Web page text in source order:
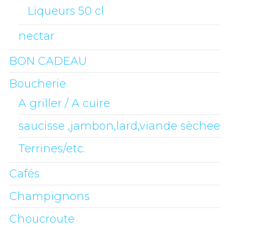
Liqueurs 50 cl
nectar
BON CADEAU
Boucherie
A griller / A cuire
saucisse ,jambon,lard,viande sèchee
Terrines/etc.
Cafés
Champignons
Choucroute